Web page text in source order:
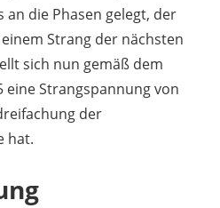
an die Phasen gelegt, der
Strang der nächsten
sich nun gemäß dem
Strangspannung von
der
hat.